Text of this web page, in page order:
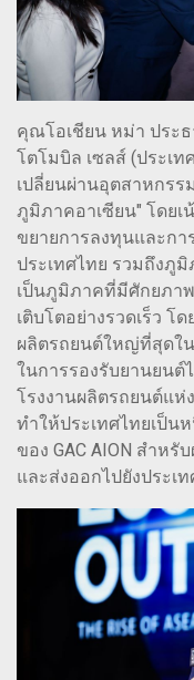
คุณโอเชียน หม่า ประ
โตโมบิล เซลส์ (ประเ
เปลี่ยนผ่านอุตสาหกรร
ภูมิภาคอาเซียน" โดยเ
ขยายการลงทุนและก
ประเทศไทย รวมถึงภู
เป็นภูมิภาคที่มีศักยภา
เติบโตอย่างรวดเร็ว โ
ผลิตรถยนต์ใหญ่ที่สุดใ
ในการรองรับยานยนต์
โรงงานผลิตรถยนต์แห่
ทำให้ประเทศไทยเป็
ของ GAC AION สำห
และส่งออกไปยังประเ